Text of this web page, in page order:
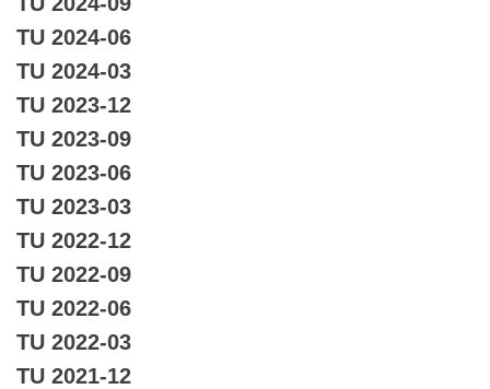
TU 2024-06
TU 2024-03
TU 2023-12
TU 2023-09
TU 2023-06
TU 2023-03
TU 2022-12
TU 2022-09
TU 2022-06
TU 2022-03
TU 2021-12